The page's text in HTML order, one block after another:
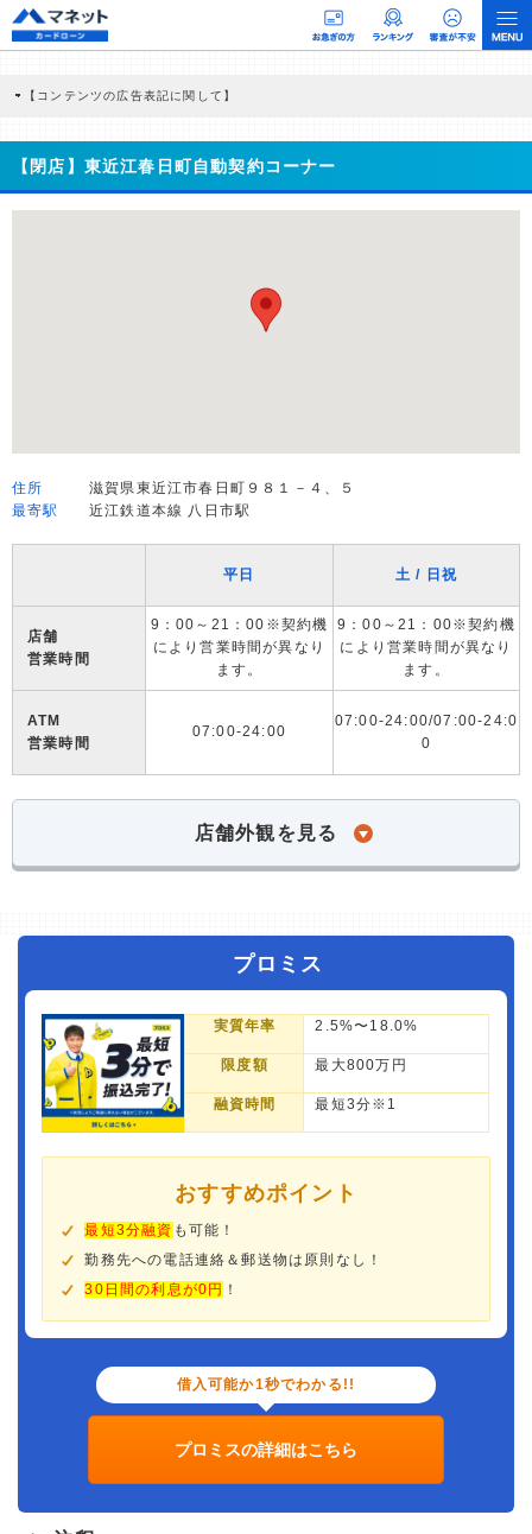
【コンテンツの広告表記に関して】
商品を根拠なくPRするものではなく、当編集部の調査／ユーザーへの口コミ収集な
どに基づき、公平性を担保した情報提供を行っています。
>提携企業一覧
【閉店】東近江春日町自動契約コーナー
住所
滋賀県東近江市春日町９８１－４、５
最寄駅
近江鉄道本線 八日市駅
平日 土 / 日祝
店舗
営業時間
9：00～21：00※契約機
により営業時間が異なり
ます。
9：00～21：00※契約機
により営業時間が異なり
ます。
ATM
営業時間
07:00-24:00
07:00-24:00/07:00-24:0
0
店舗外観を見る
プロミス
実質年率 2.5%〜18.0%
限度額 最大800万円
融資時間 最短3分※1
おすすめポイント
最短3分融資 も可能！
勤務先への電話連絡＆郵送物は原則なし！
30日間の利息が0円 ！
借入可能か1秒でわかる!!
プロミスの詳細はこちら